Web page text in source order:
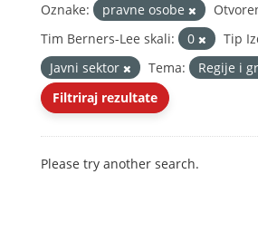
Oznake:
pravne osobe
Tim Berners-Lee skali:
0
Tip
Javni sektor
Tema:
Regije i
Filtriraj rezultate
Please try another search.